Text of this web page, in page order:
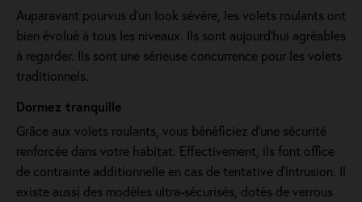
Auparavant pourvus d'un look sévère, les volets roulants ont
bien évolué à tous les niveaux. Ils sont aujourd'hui agréables
à regarder. Ils sont une sérieuse concurrence pour les volets
traditionnels.
Dormez tranquille
Grâce aux volets roulants, vous bénéficiez d'une sécurité
renforcée dans votre habitat. Effectivement, ils font office
de contrainte additionnelle en cas de tentative d’intrusion. Il
existe aussi des modèles ultra-sécurisés, dotés de verrous